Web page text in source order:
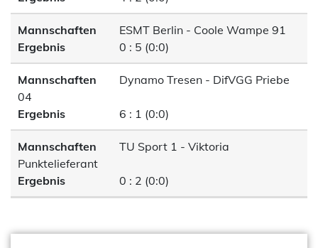
Mannschaften
ESMT Berlin - Coole Wampe 91
Ergebnis
0 : 5 (0:0)
Mannschaften
Dynamo Tresen - DifVGG Priebe
04
Ergebnis
6 : 1 (0:0)
Mannschaften
TU Sport 1 - Viktoria
Punktelieferant
Ergebnis
0 : 2 (0:0)